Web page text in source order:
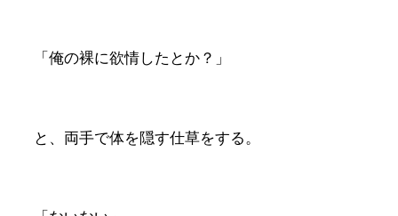
「俺の裸に欲情したとか？」
と、両手で体を隠す仕草をする。